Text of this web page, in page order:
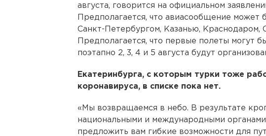
августа, говорится на официальном
Предполагается, что авиасообщение может
Санкт-Петербургом, Казанью, Краснодаром,
Предполагается, что первые полеты могут
поэтапно 2, 3, 4 и 5 августа будут
Екатеринбурга, с которым турки тоже
коронавируса, в списке пока нет.
«Мы возвращаемся в небо. В результате
национальными и международными
предложить вам гибкие возможности для